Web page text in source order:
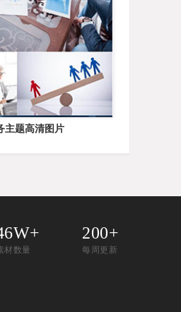
主题高清图片
材数量
200+
每周更新